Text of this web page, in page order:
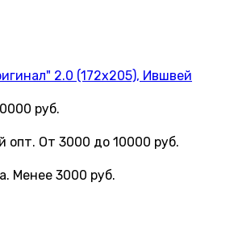
2.0 (172х205), Ившвей